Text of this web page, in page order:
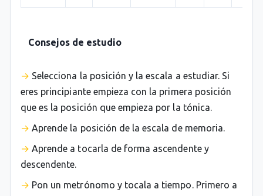
Consejos de estudio
Selecciona la posición y la escala a estudiar. Si
eres principiante empieza con la primera posición
que es la posición que empieza por la tónica.
Aprende la posición de la escala de memoria.
Aprende a tocarla de forma ascendente y
descendente.
Pon un metrónomo y tocala a tiempo. Primero a